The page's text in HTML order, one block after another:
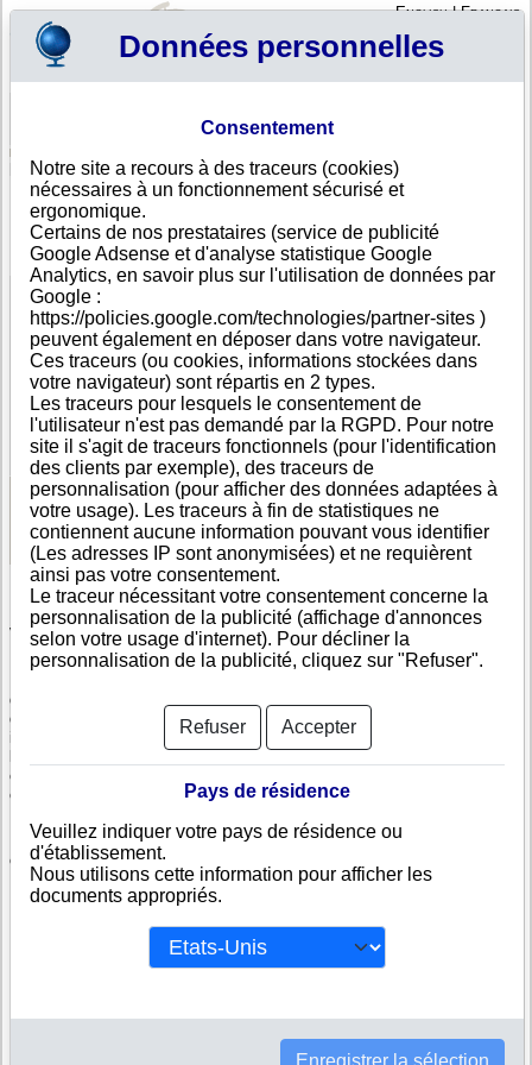
English|Français
Votre panier est vide
Maroc > Toutes villes >INEZGANE
PREFECTURE D INEZGANE AIT MELLOUL,
INEZGANE
FICHE ENTREPRISE
Dénomination
Adresse
BD MOHAMED V
Ville
INEZGANE
Pays
Maroc
Type
d'adresse
Adresse unique
Téléphone
+212 52-------
DUNS®
Number
35-------
Voir les informations disponibles
Vérifiez PREFECTURE D INEZGANE AIT MELLOUL
du commerce marocain. Info-clipper.com vous propose une large gamme
de documents et de rapports contenant d'une part des informations
issues des données légales permettant notamment de constituer
commerciales permettant d'évaluer la fiabilité et la solvabilité de cette
entreprise.
Les documents sur PREFECTURE D INEZGANE AIT MELLOUL
contiennent des informations telles que :
N° DUNS : Ce N° est un SIRET international permettant d'identifier
N° d'immatriculation au Maroc : C'est l'équivalent du SIREN
Liens financiers : PREFECTURE D INEZGANE AIT MELLOUL
Données personnelles
Consentement
Notre site a recours à des traceurs (cookies)
nécessaires à un fonctionnement sécurisé et
ergonomique.
Certains de nos prestataires (service de publicité
Google Adsense et d'analyse statistique Google
Analytics, en savoir plus sur l'utilisation de données par
Google :
https://policies.google.com/technologies/partner-sites )
peuvent également en déposer dans votre navigateur.
Ces traceurs (ou cookies, informations stockées dans
votre navigateur) sont répartis en 2 types.
Les traceurs pour lesquels le consentement de
l'utilisateur n'est pas demandé par la RGPD. Pour notre
site il s'agit de traceurs fonctionnels (pour l'identification
des clients par exemple), des traceurs de
personnalisation (pour afficher des données adaptées à
votre usage). Les traceurs à fin de statistiques ne
contiennent aucune information pouvant vous identifier
(Les adresses IP sont anonymisées) et ne requièrent
ainsi pas votre consentement.
Le traceur nécessitant votre consentement concerne la
personnalisation de la publicité (affichage d'annonces
selon votre usage d'internet). Pour décliner la
personnalisation de la publicité, cliquez sur "Refuser".
Refuser Accepter
Pays de résidence
Veuillez indiquer votre pays de résidence ou
d'établissement.
Nous utilisons cette information pour afficher les
documents appropriés.
Enregistrer la sélection